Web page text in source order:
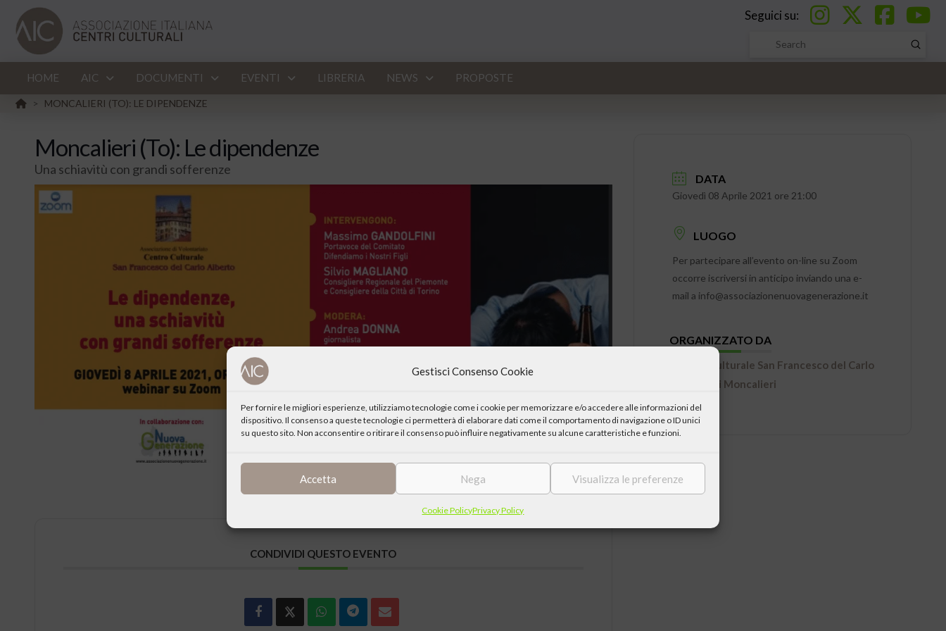
Gestisci Consenso Cookie
Per fornire le migliori esperienze, utilizziamo tecnologie come i cookie per memorizzare e/o accedere alle informazioni del
dispositivo. Il consenso a queste tecnologie ci permetterà di elaborare dati come il comportamento di navigazione o ID unici
su questo sito. Non acconsentire o ritirare il consenso può influire negativamente su alcune caratteristiche e funzioni.
Accetta Nega Visualizza le preferenze
Cookie PolicyPrivacy Policy
Seguici su:
Search
Submit
HOME AIC DOCUMENTI EVENTI LIBRERIA NEWS PROPOSTE
HOME
> MONCALIERI (TO): LE DIPENDENZE
Moncalieri (To): Le dipendenze
Una schiavitù con grandi sofferenze
CONDIVIDI QUESTO EVENTO
DATA
Giovedì 08 Aprile 2021 ore 21:00
LUOGO
Per partecipare all’evento on-line su Zoom
occorre iscriversi in anticipo inviando una e-
mail a info@associazionenuovagenerazione.it
ORGANIZZATO DA
Centro Culturale San Francesco del Carlo
Alberto di Moncalieri